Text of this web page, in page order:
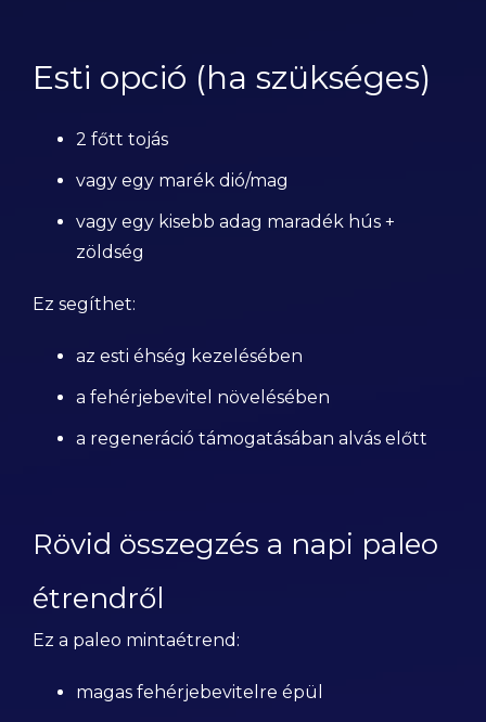
Esti opció (ha szükséges)
2 főtt tojás
vagy egy marék dió/mag
vagy egy kisebb adag maradék hús +
zöldség
Ez segíthet:
az esti éhség kezelésében
a fehérjebevitel növelésében
a regeneráció támogatásában alvás előtt
Rövid összegzés a napi paleo
étrendről
Ez a paleo mintaétrend:
magas fehérjebevitelre épül